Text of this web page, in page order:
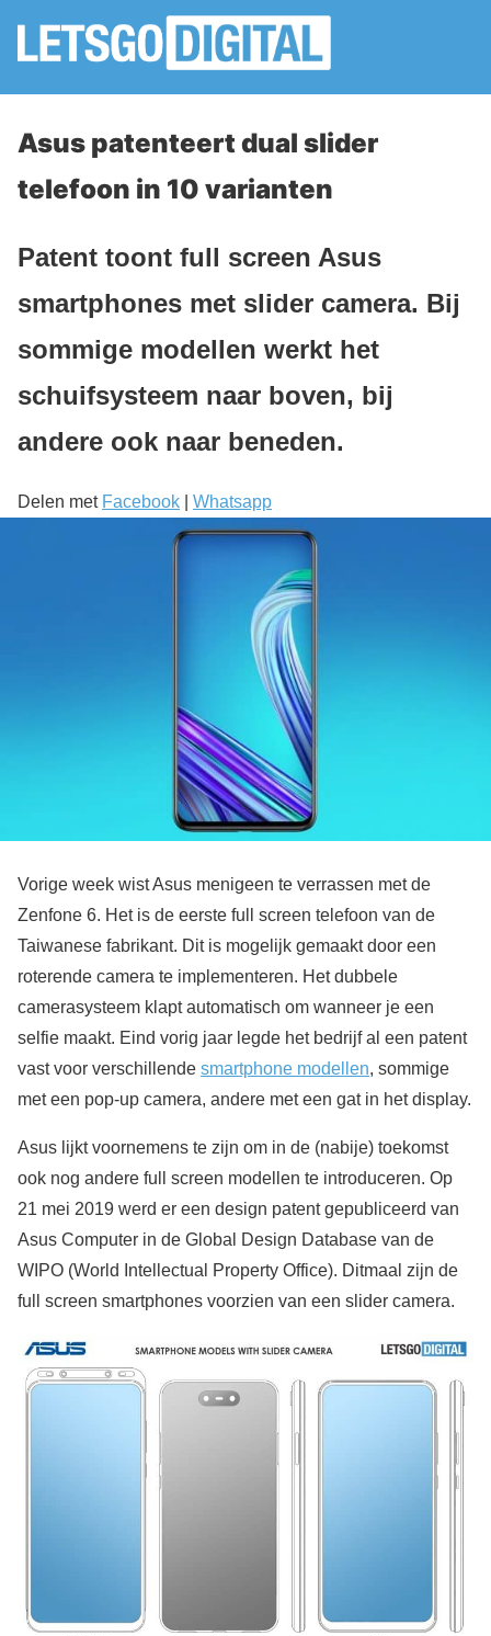
Asus patenteert dual slider
telefoon in 10 varianten
Patent toont full screen Asus
smartphones met slider camera. Bij
sommige modellen werkt het
schuifsysteem naar boven, bij
andere ook naar beneden.
Delen met Facebook Whatsapp
Vorige week wist Asus menigeen te verrassen met de
Zenfone 6. Het is de eerste full screen telefoon van de
Taiwanese fabrikant. Dit is mogelijk gemaakt door een
roterende camera te implementeren. Het dubbele
camerasysteem klapt automatisch om wanneer je een
selfie maakt. Eind vorig jaar legde het bedrijf al een patent
vast voor verschillende smartphone modellen, sommige
met een pop-up camera, andere met een gat in het display.
Asus lijkt voornemens te zijn om in de (nabije) toekomst
ook nog andere full screen modellen te introduceren. Op
21 mei 2019 werd er een design patent gepubliceerd van
Asus Computer in de Global Design Database van de
WIPO (World Intellectual Property Office). Ditmaal zijn de
full screen smartphones voorzien van een slider camera.